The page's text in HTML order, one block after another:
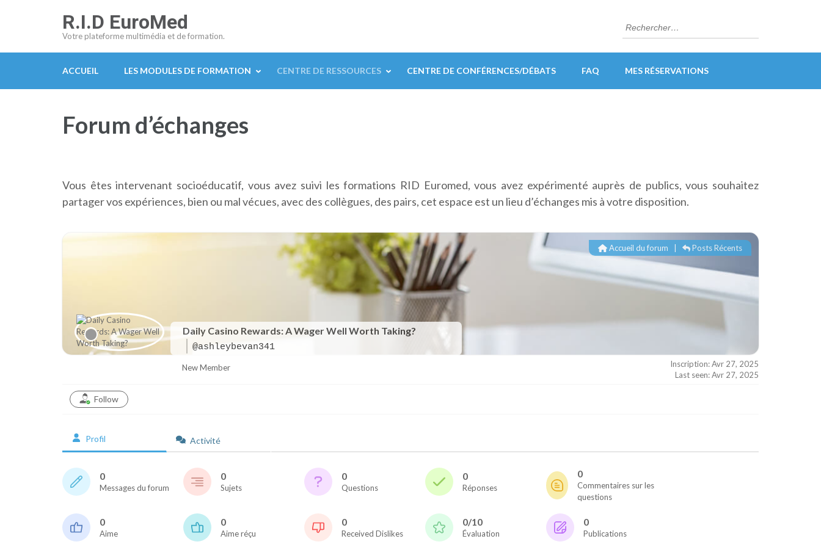
(Pressez
R.I.D EuroMed
Votre plateforme multimédia et de formation.
Rechercher :
ACCUEIL LES MODULES DE FORMATION CENTRE DE RESSOURCES CENTRE DE CONFÉRENCES/DÉBATS FAQ MES RÉSERVATIONS
Forum d’échanges
Vous êtes intervenant socioéducatif, vous avez suivi les formations RID Euromed, vous avez expérimenté auprès de publics, vous souhaitez
partager vos expériences, bien ou mal vécues, avec des collègues, des pairs, cet espace est un lieu d’échanges mis à votre disposition.
Daily Casino Rewards: A Wager Well Worth Taking?
@ashleybevan341
Accueil du forum Posts Récents
New Member
Inscription: Avr 27, 2025
Last seen: Avr 27, 2025
Follow
Profil Activité
0
Messages du forum
0
Sujets
0
Questions
0
Réponses
0
Commentaires sur les
questions
0
Aime
0
Aime réçu
0
Received Dislikes
0/10
Évaluation
0
Publications